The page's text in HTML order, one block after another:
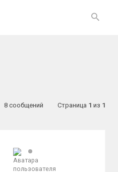
8 сообщений Страница 1 из 1